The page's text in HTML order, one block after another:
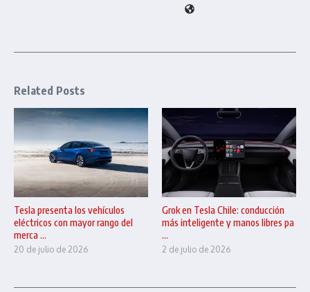
Related Posts
Tesla presenta los vehículos
eléctricos con mayor rango del
merca ...
20 de julio de 2026
Grok en Tesla Chile: conducción
más inteligente y manos libres pa
...
2 de julio de 2026